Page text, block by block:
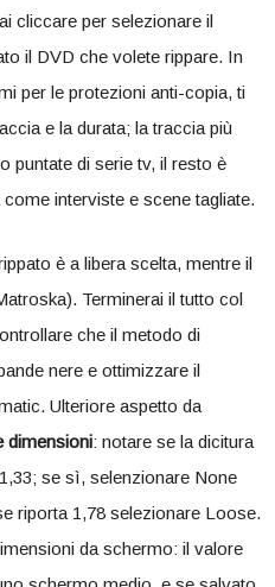
cliccare per selezionare il
il DVD che volete rippare. In
per le protezioni anti-copia, ti
e la durata; la traccia più
puntate di serie tv, il resto è
interviste e scene tagliate.
è a libera scelta, mentre il
Terminerai il tutto col
che il metodo di
nere e ottimizzare il
Ulteriore aspetto da
dimensioni: notare se la dicitura
se sì, selenzionare None
riporta 1,78 selezionare Loose.
da schermo: il valore